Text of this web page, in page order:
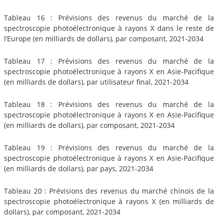
Tableau 16 : Prévisions des revenus du marché de la
spectroscopie photoélectronique à rayons X dans le reste de
l’Europe (en milliards de dollars), par composant, 2021-2034
Tableau 17 : Prévisions des revenus du marché de la
spectroscopie photoélectronique à rayons X en Asie-Pacifique
(en milliards de dollars), par utilisateur final, 2021-2034
Tableau 18 : Prévisions des revenus du marché de la
spectroscopie photoélectronique à rayons X en Asie-Pacifique
(en milliards de dollars), par composant, 2021-2034
Tableau 19 : Prévisions des revenus du marché de la
spectroscopie photoélectronique à rayons X en Asie-Pacifique
(en milliards de dollars), par pays, 2021-2034
Tableau 20 : Prévisions des revenus du marché chinois de la
spectroscopie photoélectronique à rayons X (en milliards de
dollars), par composant, 2021-2034